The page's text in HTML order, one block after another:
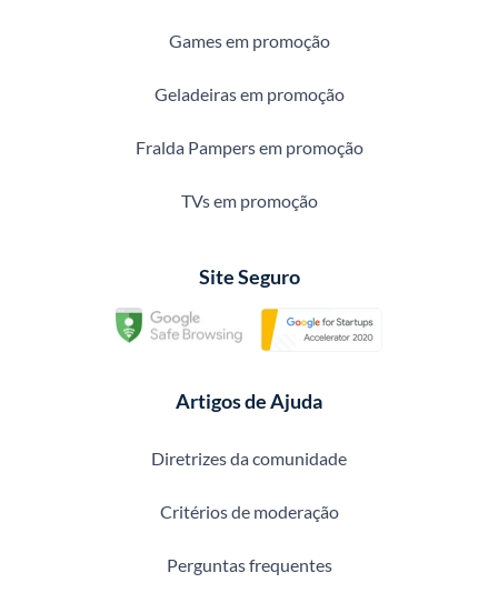
Games em promoção
Geladeiras em promoção
Fralda Pampers em promoção
TVs em promoção
Site Seguro
Artigos de Ajuda
Diretrizes da comunidade
Critérios de moderação
Perguntas frequentes